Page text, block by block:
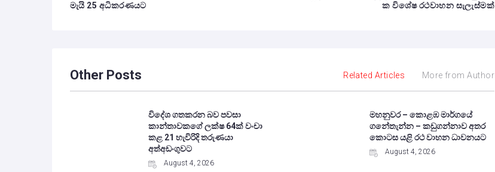
මැයි 25 අධිකරණයට
ක විශේෂ රථවාහන සැලැස්මක්
Other Posts Related Articles More from Author
විදේශ ගතකරන බව පවසා
කාන්තාවකගේ ලක්ෂ 64ක් වංචා
කළ 21 හැවිරිදි තරුණයා
අත්අඩංගුවට
August 4, 2026
මහනුවර – කොළඹ මාර්ගයේ
ගනේතැන්න – කඩුගන්නාව අතර
කොටස යළි රථ වාහන ධාවනයට
August 4, 2026